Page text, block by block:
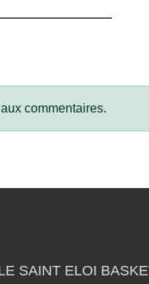
commentaires.
SAINT ELOI